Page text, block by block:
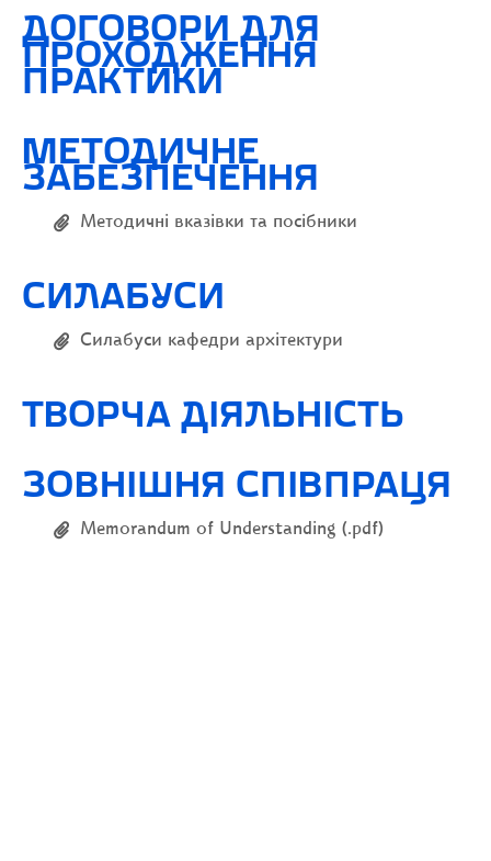
ДОГОВОРИ ДЛЯ
ПРОХОДЖЕННЯ
ПРАКТИКИ
МЕТОДИЧНЕ
ЗАБЕЗПЕЧЕННЯ
Методичні вказівки та посібники
СИЛАБУСИ
Силабуси кафедри архітектури
ТВОРЧА ДІЯЛЬНІСТЬ
ЗОВНІШНЯ СПІВПРАЦЯ
Memorandum of Understanding (.pdf)